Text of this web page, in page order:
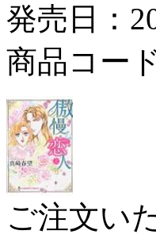
発売日：
商品コー
ご注文い